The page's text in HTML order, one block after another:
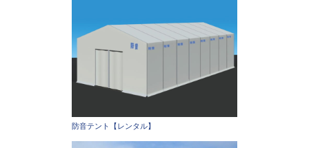
防音テント【レンタル】